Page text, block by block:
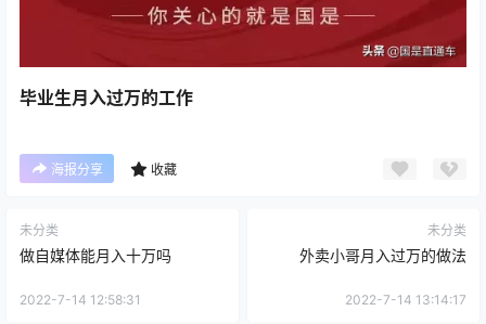
毕业生月入过万的工作
海报分享 收藏
未分类
做自媒体能月入十万吗
2022-7-14 12:58:31
未分类
外卖小哥月入过万的做法
2022-7-14 13:14:17